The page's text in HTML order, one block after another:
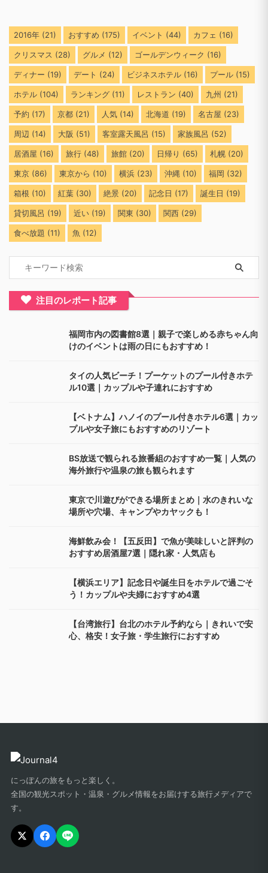
2016年 (21) おすすめ (175) イベント (44) カフェ (16)
クリスマス (28) グルメ (12) ゴールデンウィーク (16)
ディナー (19) デート (24) ビジネスホテル (16) プール (15)
ホテル (104) ランキング (11) レストラン (40) 九州 (21)
予約 (17) 京都 (21) 人気 (14) 北海道 (19) 名古屋 (23)
周辺 (14) 大阪 (51) 客室露天風呂 (15) 家族風呂 (52)
居酒屋 (16) 旅行 (48) 旅館 (20) 日帰り (65) 札幌 (20)
東京 (86) 東京から (10) 横浜 (23) 沖縄 (10) 福岡 (32)
箱根 (10) 紅葉 (30) 絶景 (20) 記念日 (17) 誕生日 (19)
貸切風呂 (19) 近い (19) 関東 (30) 関西 (29)
食べ放題 (11) 魚 (12)
注目のレポート記事
福岡市内の図書館8選｜親子で楽しめる赤ちゃん向
けのイベントは雨の日にもおすすめ！
タイの人気ビーチ！プーケットのプール付きホテ
ル10選｜カップルや子連れにおすすめ
【ベトナム】ハノイのプール付きホテル6選｜カッ
プルや女子旅にもおすすめのリゾート
BS放送で観られる旅番組のおすすめ一覧｜人気の
海外旅行や温泉の旅も観られます
東京で川遊びができる場所まとめ｜水のきれいな
場所や穴場、キャンプやカヤックも！
海鮮飲み会！【五反田】で魚が美味しいと評判の
おすすめ居酒屋7選｜隠れ家・人気店も
【横浜エリア】記念日や誕生日をホテルで過ごそ
う！カップルや夫婦におすすめ4選
【台湾旅行】台北のホテル予約なら｜きれいで安
心、格安！女子旅・学生旅行におすすめ
にっぽんの旅をもっと楽しく。
全国の観光スポット・温泉・グルメ情報をお届けする旅行メディアで
す。